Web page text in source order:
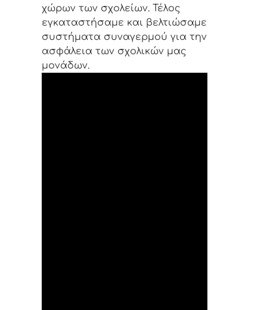
χώρων των σχολείων. Τέλος
εγκαταστήσαμε και βελτιώσαμε
συστήματα συναγερμού για την
ασφάλεια των σχολικών μας
μονάδων.